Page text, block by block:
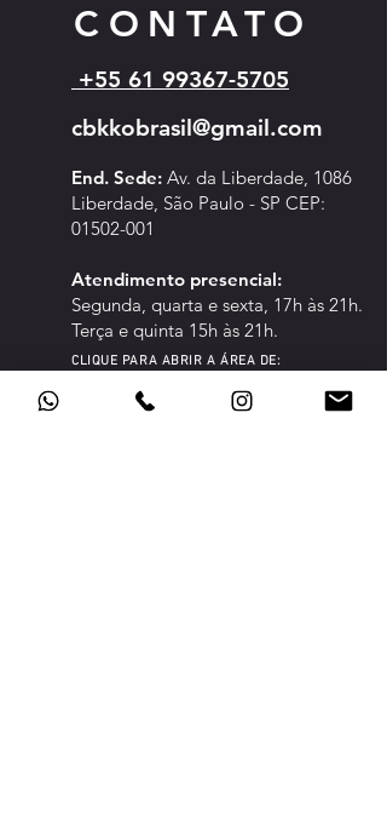
Campeonato Sul-Americano de
Kyokushin - 2026
CONTATO
+55 61 99367-5705
cbkkobrasil@gmail.com
End. Sede: Av. da Liberdade, 1086
Liberdade, São Paulo - SP CEP:
01502-001
Atendimento presencial:
Segunda, quarta e sexta, 17h às 21h.
Terça e quinta 15h às 21h.
CLIQUE PARA ABRIR A ÁREA DE:
TRANSPARÊNCIA